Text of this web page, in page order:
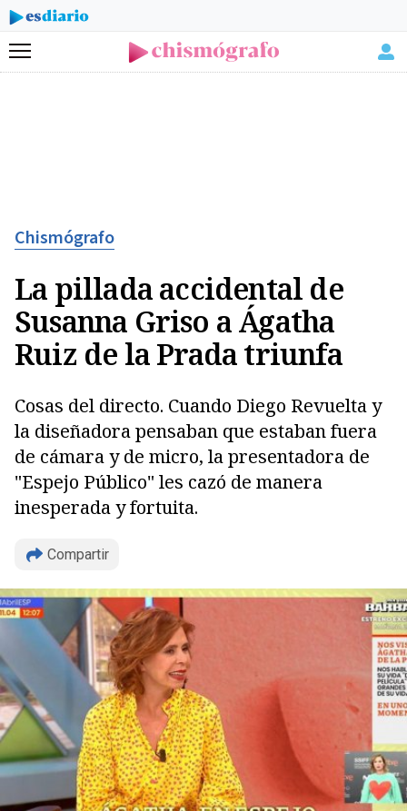
Menú
Chismógrafo
La pillada accidental de
Susanna Griso a Ágatha
Ruiz de la Prada triunfa
Cosas del directo. Cuando Diego Revuelta y
la diseñadora pensaban que estaban fuera
de cámara y de micro, la presentadora de
"Espejo Público" les cazó de manera
inesperada y fortuita.
Compartir